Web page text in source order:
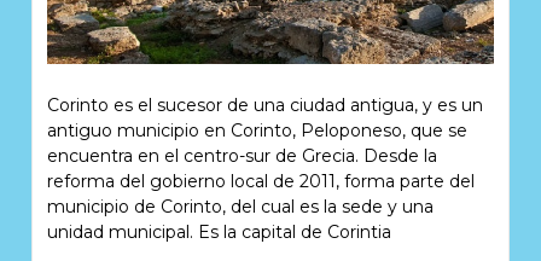
pasar mientras se toma un café, lo mejor de Pláka
son los museos. Junto a esta zona se encuentra el
Monastíraki bazaar, que es una mugrienta muestra
de autentica vida ateniense, y el Psirri, que
actualmente está lleno de bares, restaurantes y
discotecas de moda. Al otro lado de la balanza está
el barrio de Kolonáki que es mucho más moderno y
rico que el resto. La temporada turística va de abril a
octubre y el mes con más afluencia es agosto, que
es cuando la ciudad se llena de gente y hace un
Corinto es el sucesor de una ciudad antigua, y es un
antiguo municipio en Corinto, Peloponeso, que se
encuentra en el centro-sur de Grecia. Desde la
reforma del gobierno local de 2011, forma parte del
municipio de Corinto, del cual es la sede y una
unidad municipal. Es la capital de Corintia